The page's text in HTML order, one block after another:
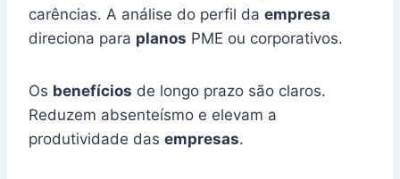
carências. A análise do perfil da empresa
direciona para planos PME ou corporativos.
Os benefícios de longo prazo são claros.
Reduzem absenteísmo e elevam a
produtividade das empresas.